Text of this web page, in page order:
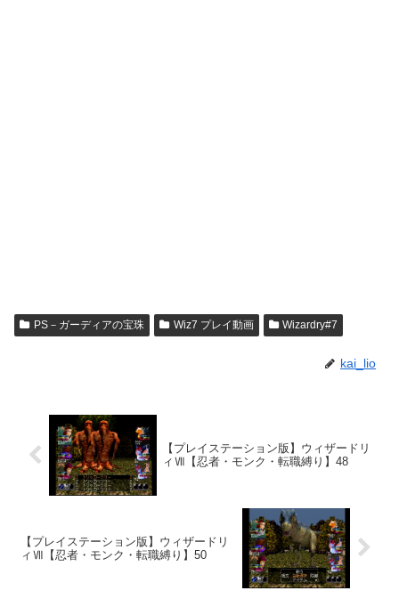
PS－ガーディアの宝珠 Wiz7 プレイ動画 Wizardry#7
kai_lio
【プレイステーション版】ウィザードリ
ィⅦ【忍者・モンク・転職縛り】48
【プレイステーション版】ウィザードリ
ィⅦ【忍者・モンク・転職縛り】50